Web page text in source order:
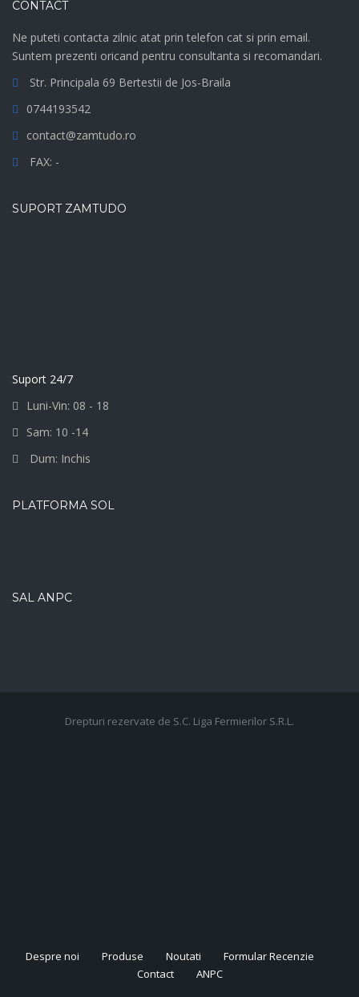
CONTACT
Ne puteti contacta zilnic atat prin telefon cat si prin email.
Suntem prezenti oricand pentru consultanta si recomandari.
Str. Principala 69 Bertestii de Jos-Braila
0744193542
contact@zamtudo.ro
FAX: -
SUPORT ZAMTUDO
Suport 24/7
Luni-Vin: 08 - 18
Sam: 10 -14
Dum: Inchis
PLATFORMA SOL
SAL ANPC
Drepturi rezervate de S.C. Liga Fermierilor S.R.L.
Despre noi Produse Noutati
Formular Recenzie
Contact
ANPC